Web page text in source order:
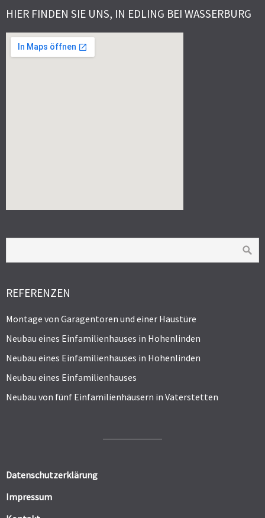
HIER FINDEN SIE UNS, IN EDLING BEI WASSERBURG
REFERENZEN
Montage von Garagentoren und einer Haustüre
Neubau eines Einfamilienhauses in Hohenlinden
Neubau eines Einfamilienhauses in Hohenlinden
Neubau eines Einfamilienhauses
Neubau von fünf Einfamilienhäusern in Vaterstetten
Datenschutzerklärung
Impressum